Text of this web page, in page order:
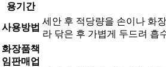
용기간
사용방법
세안 후 적당량을 손이나 화
라 닦은 후 가볍게 두드려 흡
화장품책
임판매업